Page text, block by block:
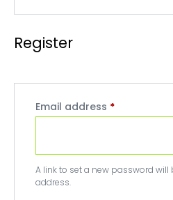
Register
Email address *
A link to set a new password
address.